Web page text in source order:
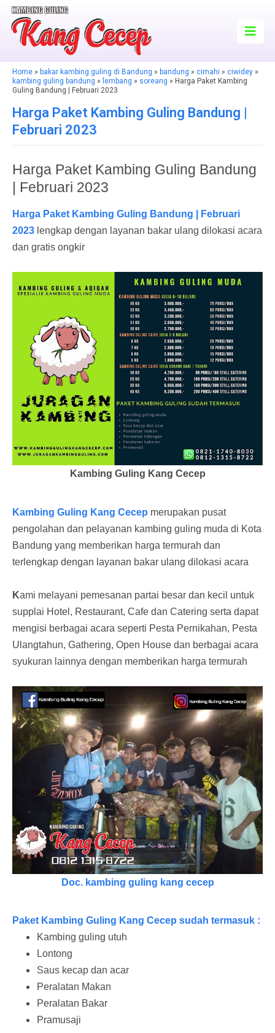
Home » bakar kambing guling di Bandung » bandung » cimahi » ciwidey »
kambing guling bandung » lembang » soreang » Harga Paket Kambing
Guling Bandung | Februari 2023
Harga Paket Kambing Guling Bandung |
Februari 2023
Harga Paket Kambing Guling Bandung
| Februari 2023
Harga Paket Kambing Guling Bandung | Februari
2023 lengkap dengan layanan bakar ulang dilokasi acara
dan gratis ongkir
Kambing Guling Kang Cecep
Kambing Guling Kang Cecep merupakan pusat
pengolahan dan pelayanan kambing guling muda di Kota
Bandung yang memberikan harga termurah dan
terlengkap dengan layanan bakar ulang dilokasi acara
Kami melayani pemesanan partai besar dan kecil untuk
supplai Hotel, Restaurant, Cafe dan Catering serta dapat
mengisi berbagai acara seperti Pesta Pernikahan, Pesta
Ulangtahun, Gathering, Open House dan berbagai acara
syukuran lainnya dengan memberikan harga termurah
Doc. kambing guling kang cecep
Paket Kambing Guling Kang Cecep sudah termasuk :
Kambing guling utuh
Lontong
Saus kecap dan acar
Peralatan Makan
Peralatan Bakar
Pramusaji